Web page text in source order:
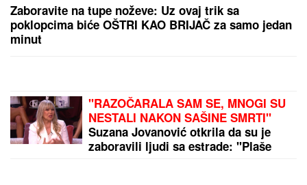
Srbija ide na Svetsko prvenstvo: Orlići pokazali
kako se bori za našu naciju, oni su ponos cele
zemlje